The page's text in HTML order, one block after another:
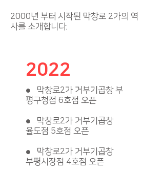
2000년 부터 시작된 막창로 2가의 역
사를 소개합니다.
2022
● 막창로2가 거부기곱창 부
평구청점 6호점 오픈
● 막창로2가 거부기곱창
율도점 5호점 오픈
● 막창로2가 거부기곱창
부평시장점 4호점 오픈